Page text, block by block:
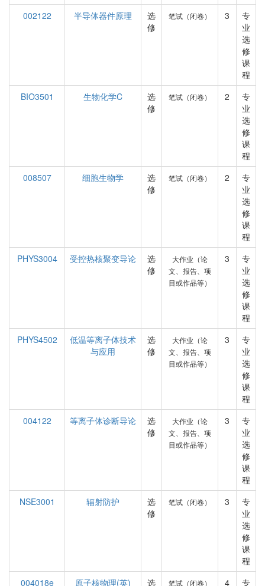
002122
半导体器件原理
选
修
笔试（闭卷） 3
专
业
选
修
课
程
BIO3501
生物化学C
选
修
笔试（闭卷） 2
专
业
选
修
课
程
008507
细胞生物学
选
修
笔试（闭卷） 2
专
业
选
修
课
程
PHYS3004
受控热核聚变导论
选
修
大作业（论
文、报告、项
目或作品等）
3
专
业
选
修
课
程
PHYS4502
低温等离子体技术
与应用
选
修
大作业（论
文、报告、项
目或作品等）
3
专
业
选
修
课
程
004122
等离子体诊断导论
选
修
大作业（论
文、报告、项
目或作品等）
3
专
业
选
修
课
程
NSE3001
辐射防护
选
修
笔试（闭卷） 3
专
业
选
修
课
程
004018e
原子核物理(英) 选 笔试（闭卷） 4 专